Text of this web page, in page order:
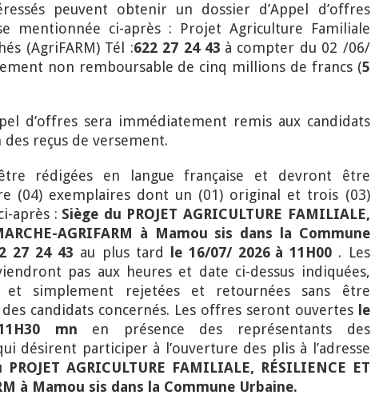
peuvent obtenir un dossier d’Appel d’offres
mentionnée ci-après :
Projet Agriculture Familiale
(AgriFARM)Tél :622 27 24 43 à compter du 02 /06/
non remboursable de cinq millions de francs (5
d’offres sera immédiatement remis aux candidats
reçus de versement.
rédigées en langue française et devront être
(04) exemplaires dont un (01) original et trois (03)
après : Siège du PROJET AGRICULTURE FAMILIALE,
AGRIFARM à Mamou sis dans la Commune
27 24 43 au plus tard le 16/07/ 2026 à 11H00 . Les
pas aux heures et date ci-dessus indiquées,
et simplement rejetées et retournées sans être
candidats concernés. Les offres seront ouvertes le
mn en présence des représentants des
désirent participer à l’ouverture des plis à l’adresse
PROJET AGRICULTURE FAMILIALE, RÉSILIENCE ET
à Mamou sis dans la Commune Urbaine.